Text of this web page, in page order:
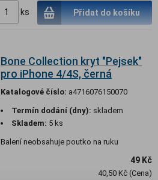
ks Přidat do košíku
Bone Collection kryt "Pejsek"
pro iPhone 4/4S, černá
Katalogové číslo: a4716076150070
Termín dodání (dny): skladem
Skladem: 5 ks
Balení neobsahuje poutko na ruku
49 Kč
40,50 Kč (Cena)